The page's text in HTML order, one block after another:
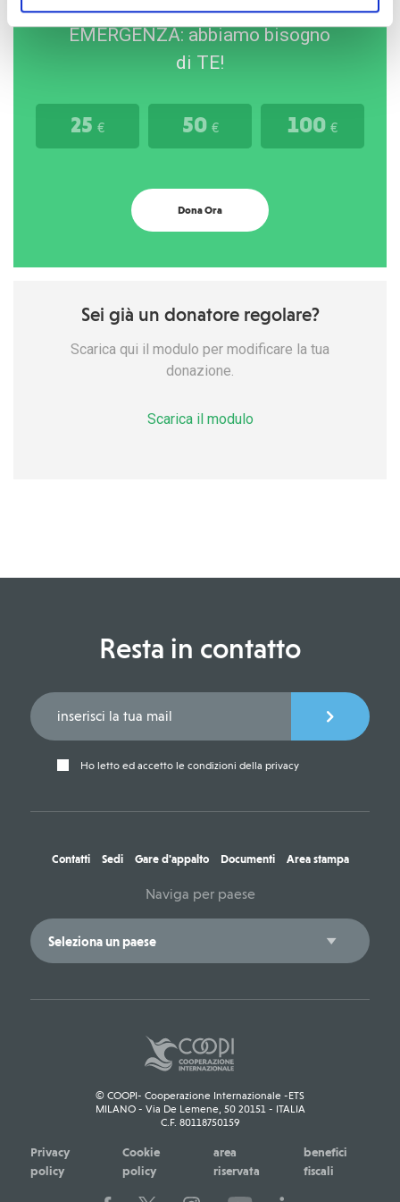
Sostieni il nostro FONDO
EMERGENZA: abbiamo bisogno
di TE!
25 € 50 € 100 €
Dona Ora
Sei già un donatore regolare?
Scarica qui il modulo per modificare la tua
donazione.
Scarica il modulo
Resta in contatto
Ho letto ed accetto le condizioni della privacy
Contatti Sedi Gare d'appalto Documenti Area stampa
Naviga per paese
© COOPI- Cooperazione Internazionale -ETS
MILANO - Via De Lemene, 50 20151 - ITALIA
C.F. 80118750159
Privacy
policy
Cookie
policy
area
riservata
benefici
fiscali